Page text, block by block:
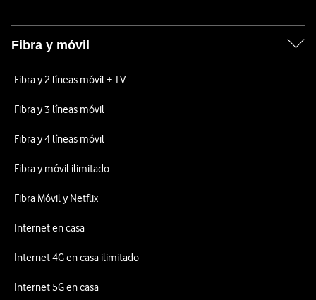
Fibra y móvil
Fibra y 2 líneas móvil + TV
Fibra y 3 líneas móvil
Fibra y 4 líneas móvil
Fibra y móvil ilimitado
Fibra Móvil y Netflix
Internet en casa
Internet 4G en casa ilimitado
Internet 5G en casa